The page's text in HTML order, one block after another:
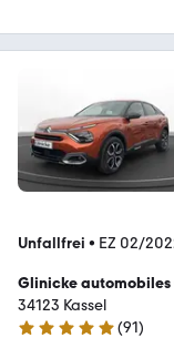
Unfallfrei • EZ 02/
Glinicke automobiles
34123 Kassel
4.8 Sterne
(91)